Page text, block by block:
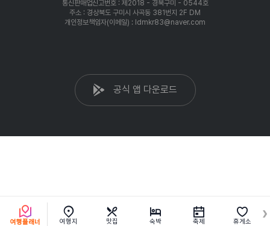
통신판매업신고번호 : 제2018 - 경북구미 - 0544호
주소 : 경상북도 구미시 사곡동 381번지 2F DM
개인정보책임자(이메일) : ldmkr83@naver.com
공식 앱 다운로드
여행플래너 여행지 맛집 숙박 축제 휴게소